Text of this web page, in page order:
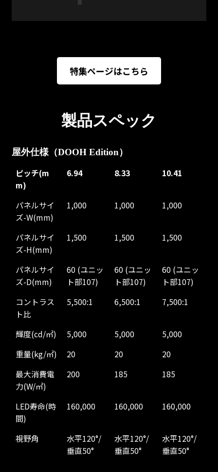
特集ページはこちら
製品スペック
屋外仕様 （DOOH Edition）
ピッチ(m
m)
6.94 8.33 10.41
ピッチ(m
m)
6.94 8.33 10.41
パネルサイ
ズ-W(mm)
1,000 1,000 1,000
パネルサイ
ズ-H(mm)
1,500 1,500 1,500
パネルサイ
ズ-D(mm)
60 (ユニッ
ト部107)
60 (ユニッ
ト部107)
60 (ユニッ
ト部107)
コントラス
ト比
5,500:1 6,500:1 7,500:1
輝度(cd/㎡) 5,000 5,000
5,000
重量(kg/㎡)
20 20
20
最大消費電
力(W/㎡)
200 185 185
LED寿命(時
間)
160,000 160,000 160,000
視野角
水平120°/
垂直50°
水平120°/
垂直50°
水平120°/
垂直50°